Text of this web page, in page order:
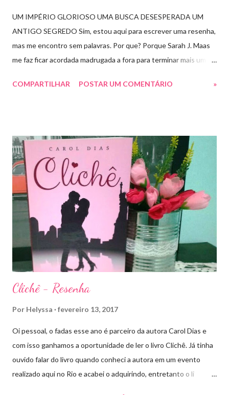
UM IMPÉRIO GLORIOSO UMA BUSCA DESESPERADA UM
ANTIGO SEGREDO Sim, estou aqui para escrever uma resenha,
mas me encontro sem palavras. Por que? Porque Sarah J. Maas
me faz ficar acordada madrugada a fora para terminar mais um
romance da Saga Trono de Vidro que ocorre simultaneamente
todos meio atordoados com tudo que Dorian e Aelin fizeram e,
principalmente, descobriram sobre o Pai do Príncipe, agora Rei
de Ardalan. Todos têm uma missão nessa guerra mesmo que
ainda um pouco indefinida. Aelin deixa Ardalan nas mãos de seu
Rei e segue com sua corte para casa, para finalmente rever seu
lar, Terrasen. Com um novo rei no trono, Chaol Westfall passa a
ser Mão do Rei de Ardalan, e Nesryn Faliq a nova Capitã da
Guarda. Entret...
COMPARTILHAR POSTAR UM COMENTÁRIO »
Clichê - Resenha
Por Helyssa fevereiro 13, 2017
Oi pessoal, o fadas esse ano é parceiro da autora Carol Dias e
com isso ganhamos a oportunidade de ler o livro Clichê. Já tinha
ouvido falar do livro quando conheci a autora em um evento
realizado aqui no Rio e acabei o adquirindo, entretanto o li